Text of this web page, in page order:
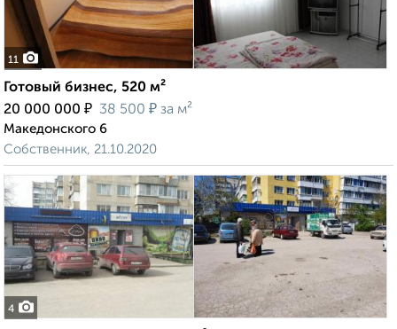
11
Готовый бизнес, 520 м²
20 000 000 ₽ 38 500 ₽ за м²
Македонского 6
Собственник, 21.10.2020
4